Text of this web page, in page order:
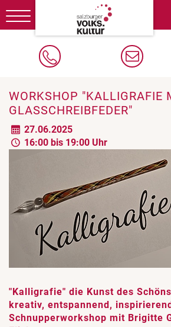
Toggle
navigation
WORKSHOP "KALLIGRAFIE
GLASSCHREIBFEDER"
27.06.2025
16:00 bis 19:00 Uhr
"Kalligrafie" die Kunst des
kreativ, entspannend,
Schnupperworkshop mit Brigitte